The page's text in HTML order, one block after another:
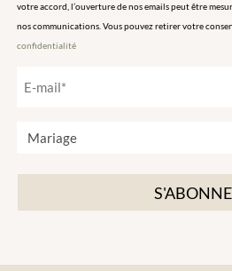
votre accord, l’ouverture de nos emails peut être
nos communications. Vous pouvez retirer votre
confidentialité
l
d
v